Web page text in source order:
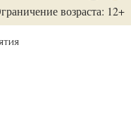
возраста: 12+